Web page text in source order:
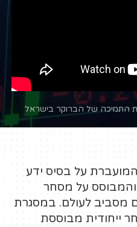
על בסיס ידע
על מסחר
מסביב לעולם. במסגרת
ייחודית מבוססת